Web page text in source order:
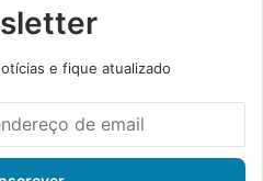
e fique atualizado